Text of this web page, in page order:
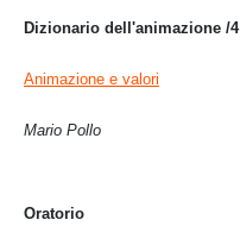
Dizionario dell'animazione /4
Animazione e valori
Mario Pollo
Oratorio